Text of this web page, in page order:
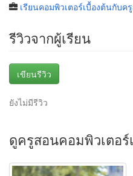
เรียนคอมพิวเตอร์เบื้องต้นกับ
รีวิวจากผู้เรียน
เขียนรีวิว
ยังไม่มีรีวิว
ดูครูสอนคอมพิวเตอร์